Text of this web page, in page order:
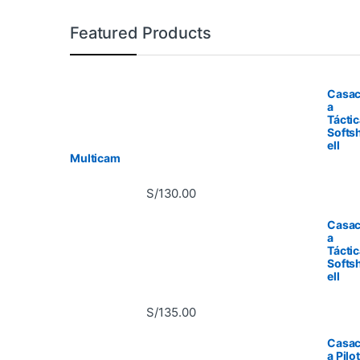
Featured Products
Casac
a
ell
Multicam
S/130.00
Casac
a
ell
S/135.00
Casac
a